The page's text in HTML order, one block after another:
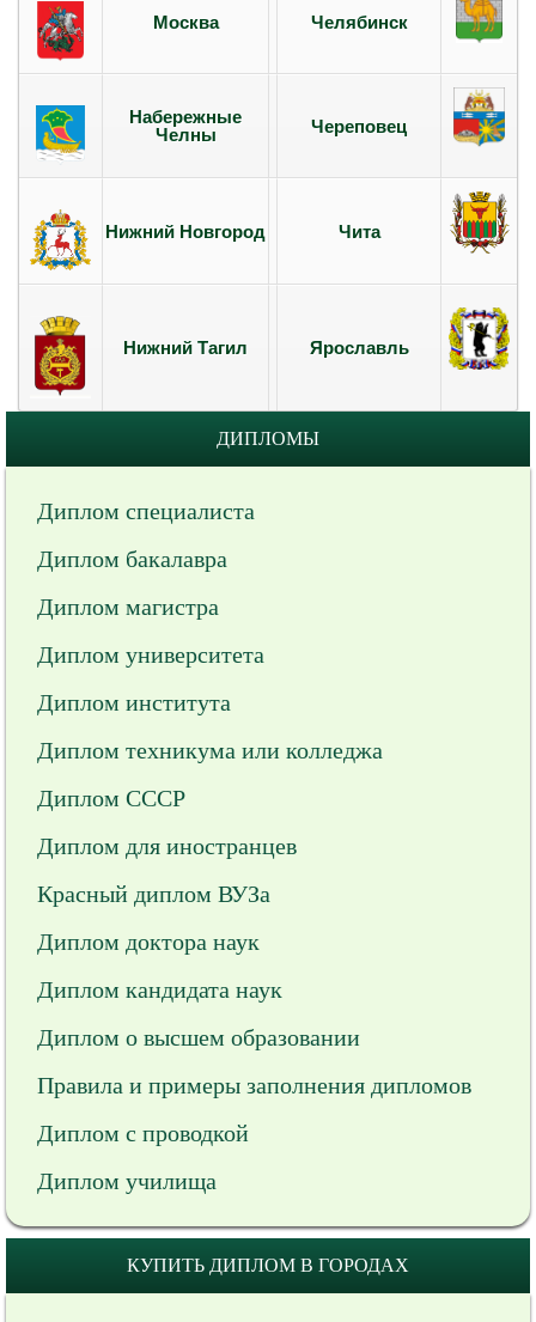
Москва Челябинск
Набережные
Челны
Череповец
Нижний Новгород Чита
Нижний Тагил Ярославль
ДИПЛОМЫ
Диплом специалиста
Диплом бакалавра
Диплом магистра
Диплом университета
Диплом института
Диплом техникума или колледжа
Диплом СССР
Диплом для иностранцев
Красный диплом ВУЗа
Диплом доктора наук
Диплом кандидата наук
Диплом о высшем образовании
Правила и примеры заполнения дипломов
Диплом с проводкой
Диплом училища
КУПИТЬ ДИПЛОМ В ГОРОДАХ